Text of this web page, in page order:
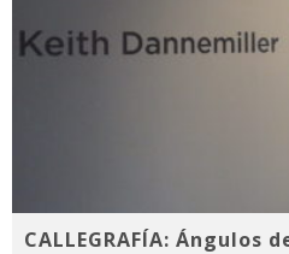
CALLEGRAFÍA: Ángulos